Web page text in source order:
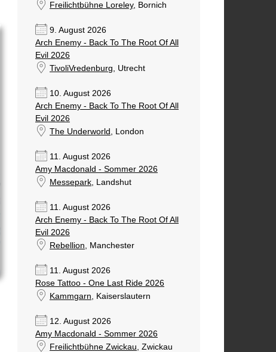
Freilichtbühne Loreley, Bornich
9. August 2026
Arch Enemy - Back To The Root Of All
Evil 2026
TivoliVredenburg, Utrecht
10. August 2026
Arch Enemy - Back To The Root Of All
Evil 2026
The Underworld , London
11. August 2026
Amy Macdonald - Sommer 2026
Messepark, Landshut
11. August 2026
Arch Enemy - Back To The Root Of All
Evil 2026
Rebellion, Manchester
11. August 2026
Rose Tattoo - One Last Ride 2026
Kammgarn, Kaiserslautern
12. August 2026
Amy Macdonald - Sommer 2026
Freilichtbühne Zwickau, Zwickau